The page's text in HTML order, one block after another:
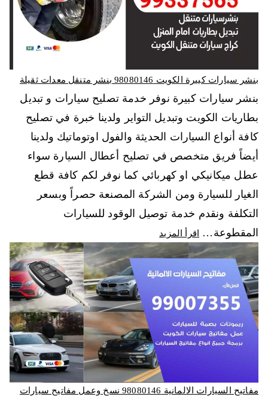
بنشر سيارات كبيرة الكويت 98080146‬ بنشر متنقل معدات ثقيلة
بنشر سيارات كبيرة نوفر خدمة تصليح سيارات و تبديل
بطاريات الكويت وتبديل التواير ولدينا خبرة في تصليح
كافة أنواع السيارات الحديثة والفول اوتوماتيك ولدينا
أيضاً فريق متخصص في تصليح أعطال السيارة سواء
عطل ميكانيكي او كهربائي كما نوفر لكم كافة قطع
الغيار للسيارة ومن الشركة المصنعة حصراً وبسعر
التكلفة ونقدم خدمة توصيل الوقود للسيارات
المقطوعة…
اقرأ المزيد
مفاتيح السيارات الالمانية 98080146‬ نسخ وعمل مفاتيح سيارات